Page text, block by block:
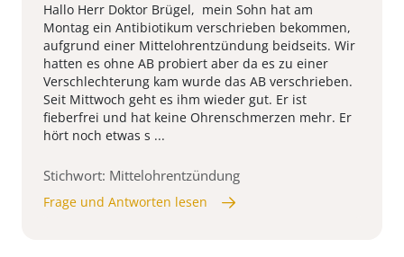
Hallo Herr Doktor Brügel, mein Sohn hat am
Montag ein Antibiotikum verschrieben bekommen,
aufgrund einer Mittelohrentzündung beidseits. Wir
hatten es ohne AB probiert aber da es zu einer
Verschlechterung kam wurde das AB verschrieben.
Seit Mittwoch geht es ihm wieder gut. Er ist
fieberfrei und hat keine Ohrenschmerzen mehr. Er
hört noch etwas s ...
Stichwort: Mittelohrentzündung
Frage und Antworten lesen